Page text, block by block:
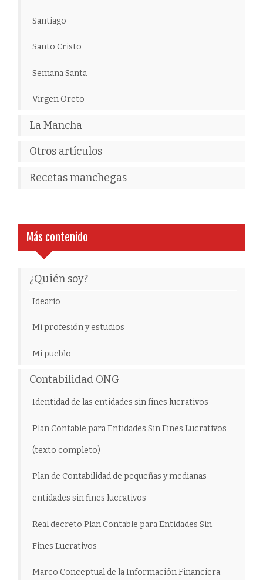
Santiago
Santo Cristo
Semana Santa
Virgen Oreto
La Mancha
Otros artículos
Recetas manchegas
Más contenido
¿Quién soy?
Ideario
Mi profesión y estudios
Mi pueblo
Contabilidad ONG
Identidad de las entidades sin fines lucrativos
Plan Contable para Entidades Sin Fines Lucrativos
(texto completo)
Plan de Contabilidad de pequeñas y medianas
entidades sin fines lucrativos
Real decreto Plan Contable para Entidades Sin
Fines Lucrativos
Marco Conceptual de la Información Financiera